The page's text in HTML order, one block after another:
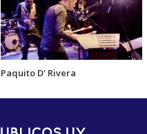
Paquito D' Rivera